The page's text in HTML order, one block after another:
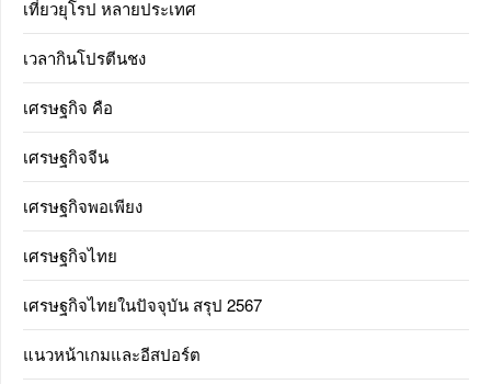
เที่ยวยุโรป หลายประเทศ
เวลากินโปรตีนชง
เศรษฐกิจ คือ
เศรษฐกิจจีน
เศรษฐกิจพอเพียง
เศรษฐกิจไทย
เศรษฐกิจไทยในปัจจุบัน สรุป 2567
แนวหน้าเกมและอีสปอร์ต